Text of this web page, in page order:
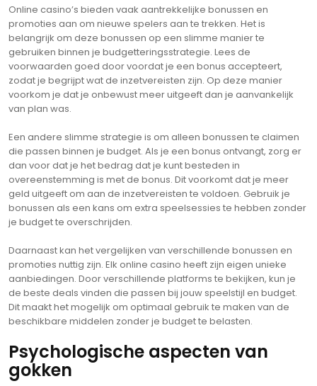
Online casino’s bieden vaak aantrekkelijke bonussen en
promoties aan om nieuwe spelers aan te trekken. Het is
belangrijk om deze bonussen op een slimme manier te
gebruiken binnen je budgetteringsstrategie. Lees de
voorwaarden goed door voordat je een bonus accepteert,
zodat je begrijpt wat de inzetvereisten zijn. Op deze manier
voorkom je dat je onbewust meer uitgeeft dan je aanvankelijk
van plan was.
Een andere slimme strategie is om alleen bonussen te claimen
die passen binnen je budget. Als je een bonus ontvangt, zorg er
dan voor dat je het bedrag dat je kunt besteden in
overeenstemming is met de bonus. Dit voorkomt dat je meer
geld uitgeeft om aan de inzetvereisten te voldoen. Gebruik je
bonussen als een kans om extra speelsessies te hebben zonder
je budget te overschrijden.
Daarnaast kan het vergelijken van verschillende bonussen en
promoties nuttig zijn. Elk online casino heeft zijn eigen unieke
aanbiedingen. Door verschillende platforms te bekijken, kun je
de beste deals vinden die passen bij jouw speelstijl en budget.
Dit maakt het mogelijk om optimaal gebruik te maken van de
beschikbare middelen zonder je budget te belasten.
Psychologische aspecten van
gokken